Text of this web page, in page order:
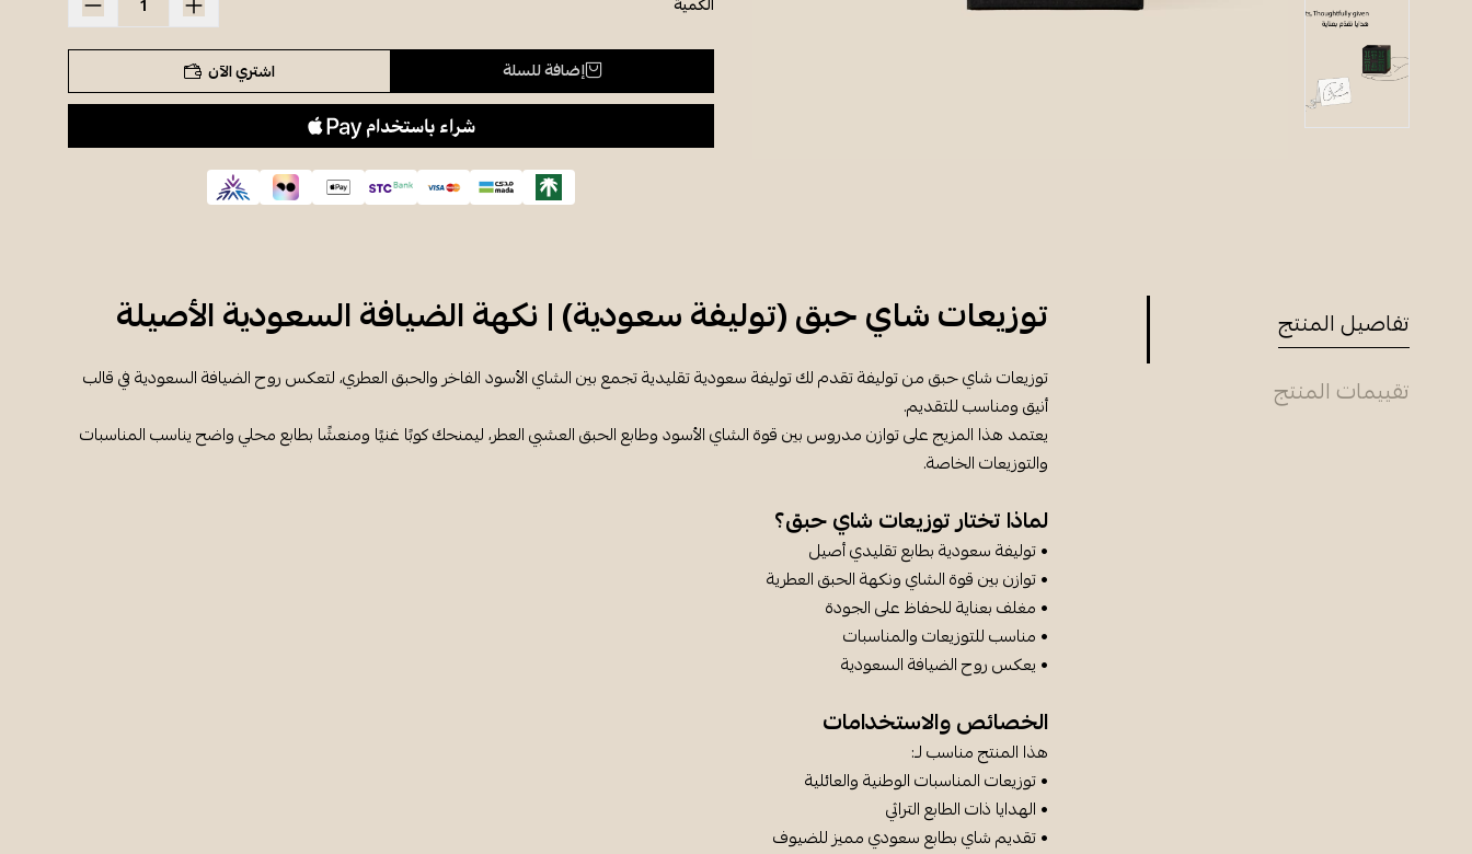
إضافة للسلة اشتري الآن
تفاصيل المنتج
تقييمات المنتج
توزيعات شاي حبق (توليفة سعودية) | نكهة الضيافة السعودية الأصيلة
توزيعات شاي حبق من توليفة تقدم لك توليفة سعودية تقليدية تجمع بين الشاي الأسود الفاخر والحبق العطري، لتعكس روح الضيافة السعودية في قالب
أنيق ومناسب للتقديم.
يعتمد هذا المزيج على توازن مدروس بين قوة الشاي الأسود وطابع الحبق العشبي العطر، ليمنحك كوبًا غنيًا ومنعشًا بطابع محلي واضح يناسب المناسبات
والتوزيعات الخاصة.
لماذا تختار توزيعات شاي حبق؟
• توليفة سعودية بطابع تقليدي أصيل
• توازن بين قوة الشاي ونكهة الحبق العطرية
• مغلف بعناية للحفاظ على الجودة
• مناسب للتوزيعات والمناسبات
• يعكس روح الضيافة السعودية
الخصائص والاستخدامات
هذا المنتج مناسب لـ:
• توزيعات المناسبات الوطنية والعائلية
• الهدايا ذات الطابع التراثي
• تقديم شاي بطابع سعودي مميز للضيوف